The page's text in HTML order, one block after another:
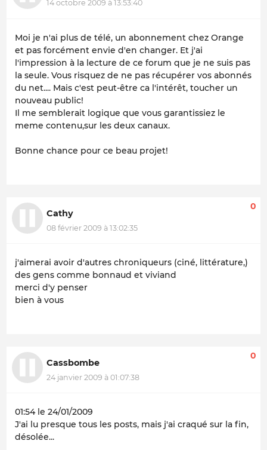
14 octobre 2009 à 13:53:40
Moi je n'ai plus de télé, un abonnement chez Orange
et pas forcément envie d'en changer. Et j'ai
l'impression à la lecture de ce forum que je ne suis pas
la seule. Vous risquez de ne pas récupérer vos abonnés
du net.... Mais c'est peut-être ca l'intérêt, toucher un
nouveau public!
Il me semblerait logique que vous garantissiez le
meme contenu,sur les deux canaux.
Bonne chance pour ce beau projet!
Cathy
08 février 2009 à 13:02:35
0
j'aimerai avoir d'autres chroniqueurs (ciné, littérature,)
des gens comme bonnaud et viviand
merci d'y penser
bien à vous
Cassbombe
24 janvier 2009 à 01:07:38
0
01:54 le 24/01/2009
J'ai lu presque tous les posts, mais j'ai craqué sur la fin,
désolée...